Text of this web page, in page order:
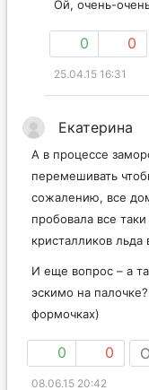
Ой, очень-
0 0
25.04.15 16:31
Екатерина
А в процессе
перемешивать
сожалению, все
пробовала все
кристалликов
И еще вопрос – а
эскимо на
формочках)
0 0
08.06.15 20:42